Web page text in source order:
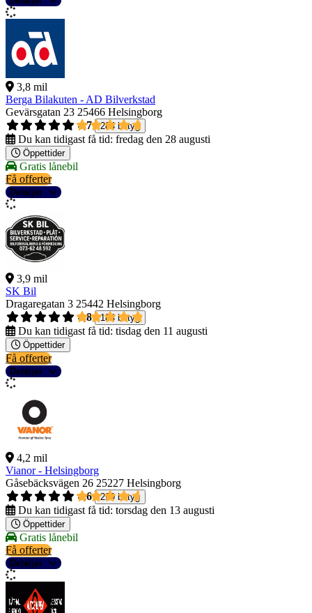
3,8 mil
Berga Bilakuten - AD Bilverkstad
Gevärsgatan 23 25466 Helsingborg
4,7
284 betyg
Du kan tidigast få tid: fredag den 28 augusti
Öppettider
Gratis lånebil
Få offerter
Detaljer
3,9 mil
SK Bil
Dragaregatan 3 25442 Helsingborg
4,8
184 betyg
Du kan tidigast få tid: tisdag den 11 augusti
Öppettider
Få offerter
Detaljer
4,2 mil
Vianor - Helsingborg
Gåsebäcksvägen 26 25227 Helsingborg
4,6
299 betyg
Du kan tidigast få tid: torsdag den 13 augusti
Öppettider
Gratis lånebil
Få offerter
Detaljer